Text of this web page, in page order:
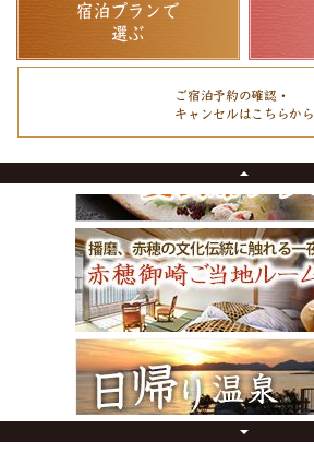
宿泊プランで
選ぶ
ご宿泊予約の確認・
キャンセルは こちらから